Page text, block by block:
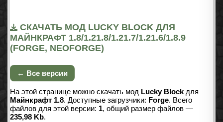
СКАЧАТЬ МОД LUCKY BLOCK ДЛЯ
МАЙНКРАФТ 1.8/1.21.8/1.21.7/1.21.6/1.8.9
(FORGE, NEOFORGE)
← Все версии
На этой странице можно скачать мод Lucky Block для
Майнкрафт 1.8. Доступные загрузчики: Forge. Всего
файлов для этой версии: 1, общий размер файлов —
235,98 Kb.